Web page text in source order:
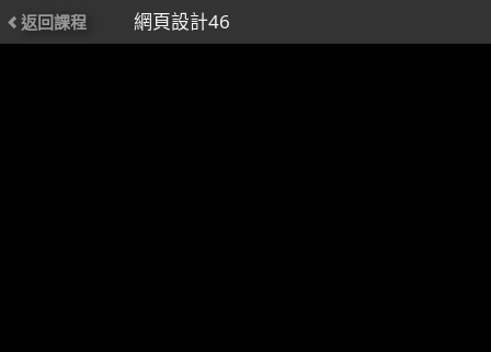
返回課程 網頁設計46